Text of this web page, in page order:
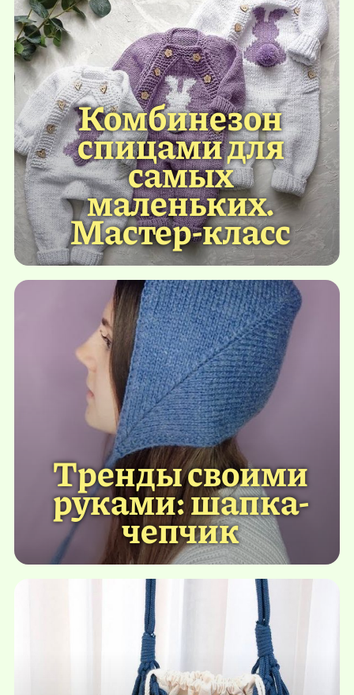
Комбинезон
спицами для
самых
маленьких.
Мастер-класс
Тренды своими
руками: шапка-
чепчик